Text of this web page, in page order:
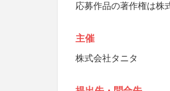
応募作品の著作権は株
主催
株式会社タニタ